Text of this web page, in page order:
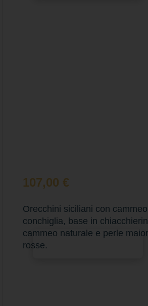
107,00 €
Orecchini siciliani con
conchiglia, base in
cammeo naturale e perle
rosse.